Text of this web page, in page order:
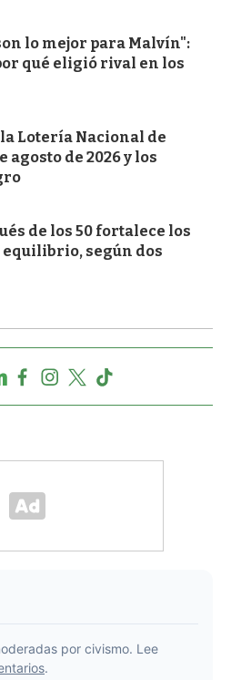
lo mejor para Malvín":
qué eligió rival en los
Lotería Nacional de
agosto de 2026 y los
de los 50 fortalece los
equilibrio, según dos